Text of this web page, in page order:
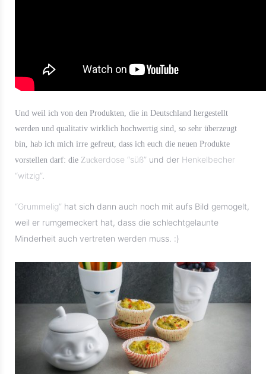
Und weil ich von den Produkten, die in Deutschland hergestellt
werden und qualitativ wirklich hochwertig sind, so sehr überzeugt
bin, hab ich mich irre gefreut, dass ich euch die neuen Produkte
vorstellen darf: die Zuckerdose “süß” und der Henkelbecher
“witzig”
“Grummelig” hat sich dann auch noch mit aufs Bild gemogelt,
weil er rumgemeckert hat, dass die schlechtgelaunte
Minderheit auch vertreten werden muss. :)